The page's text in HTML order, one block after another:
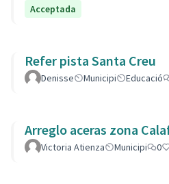
Acceptada
Refer pista Santa Creu
Denisse Municipi Educació
Arreglo aceras zona
Victoria Atienza Municipi 0